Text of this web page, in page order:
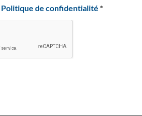
Politique de confidentialité *